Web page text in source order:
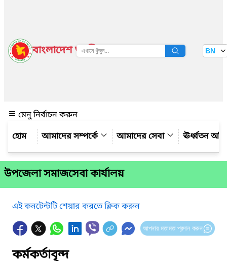
বাংলাদেশ জাতীয় তথ্য বাতায়ন BN
মেনু নির্বাচন করুন
আমাদের সম্পর্কে
আমাদের সেবা ঊর্ধ্বতন
উপজেলা সমাজসেবা কার্যালয়
এই কনটেন্টটি শেয়ার করতে ক্লিক করুন
আপনার মতামত প্রদান করুন
কর্মকর্তাবৃন্দ